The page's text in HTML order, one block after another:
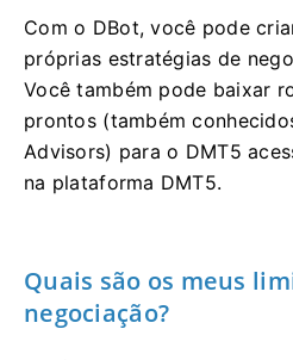
Com o DBot, você pode
próprias estratégias de
Você também pode baixar
prontos (também
Advisors) para o DMT5
na plataforma DMT5.
Quais são os meus
negociação?